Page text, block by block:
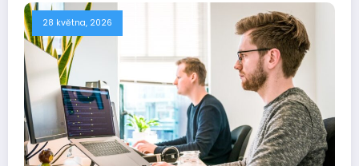
28 května, 2026